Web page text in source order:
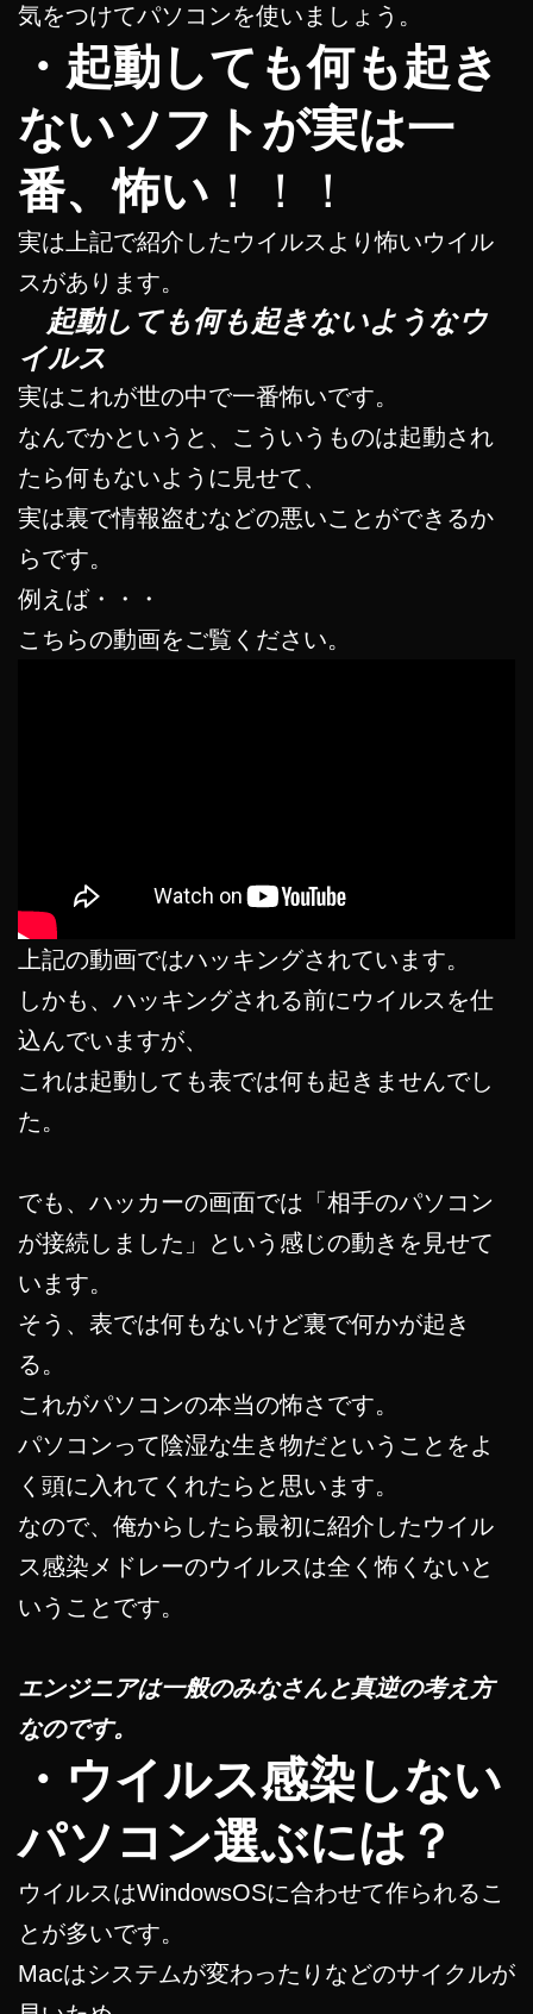
気をつけてパソコンを使いましょう。
・起動しても何も起き
ないソフトが実は一
番、怖い ！！！
実は上記で紹介したウイルスより怖いウイル
スがあります。
起動しても何も起きないようなウ
イルス
実はこれが世の中で一番怖いです。
なんでかというと、こういうものは起動され
たら何もないように見せて、
実は裏で情報盗むなどの悪いことができるか
らです。
例えば・・・
こちらの動画をご覧ください。
上記の動画ではハッキングされています。
しかも、ハッキングされる前にウイルスを仕
込んでいますが、
これは起動しても表では何も起きませんでし
た。
でも、ハッカーの画面では「相手のパソコン
が接続しました」という感じの動きを見せて
います。
そう、表では何もないけど裏で何かが起き
る。
これがパソコンの本当の怖さです。
パソコンって陰湿な生き物だということをよ
く頭に入れてくれたらと思います。
なので、俺からしたら最初に紹介したウイル
ス感染メドレーのウイルスは全く怖くないと
いうことです。
エンジニアは一般のみなさんと真逆の考え方
なのです。
・ウイルス感染しない
パソコン選ぶには？
ウイルスはWindowsOSに合わせて作られるこ
とが多いです。
Macはシステムが変わったりなどのサイクルが